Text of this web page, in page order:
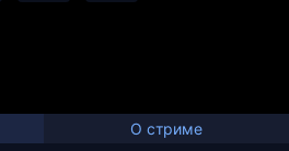
О стриме